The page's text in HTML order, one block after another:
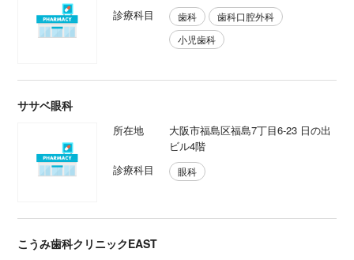
診療科目
歯科
歯科口腔外科
小児歯科
ササベ眼科
所在地
大阪市福島区福島7丁目6-23 日の出
ビル4階
診療科目
眼科
こうみ歯科クリニックEAST